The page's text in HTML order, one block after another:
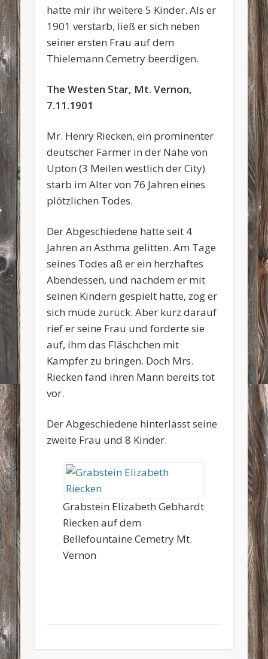
hatte mir ihr weitere 5 Kinder. Als er
1901 verstarb, ließ er sich neben
seiner ersten Frau auf dem
Thielemann Cemetry beerdigen.
The Westen Star, Mt. Vernon,
7.11.1901
Mr. Henry Riecken, ein prominenter
deutscher Farmer in der Nähe von
Upton (3 Meilen westlich der City)
starb im Alter von 76 Jahren eines
plötzlichen Todes.
Der Abgeschiedene hatte seit 4
Jahren an Asthma gelitten. Am Tage
seines Todes aß er ein herzhaftes
Abendessen, und nachdem er mit
seinen Kindern gespielt hatte, zog er
sich müde zurück. Aber kurz darauf
rief er seine Frau und forderte sie
auf, ihm das Fläschchen mit
Kampfer zu bringen. Doch Mrs.
Riecken fand ihren Mann bereits tot
vor.
Der Abgeschiedene hinterlässt seine
zweite Frau und 8 Kinder.
Grabstein Elizabeth Gebhardt
Riecken auf dem
Bellefountaine Cemetry Mt.
Vernon